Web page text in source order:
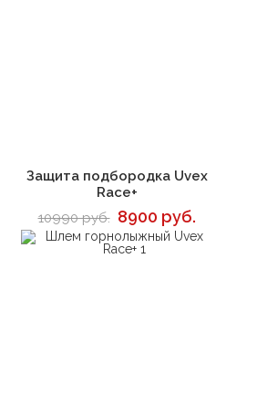
В корзину
Защита подбородка Uvex
Race+
10990 руб. 8900 руб.